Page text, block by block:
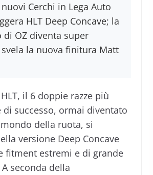
Cerchi in Lega Auto
HLT Deep Concave; la
OZ diventa super
svela la nuova finitura Matt
il 6 doppie razze più
di successo, ormai diventato
della ruota, si
versione Deep Concave
fitment estremi e di grande
seconda della